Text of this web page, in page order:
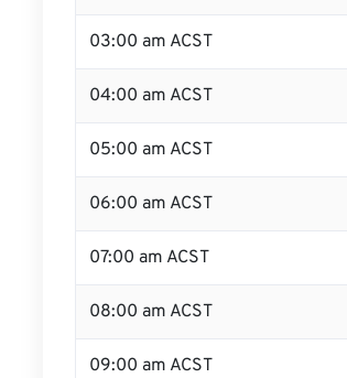
03:00 am ACST
04:00 am ACST
05:00 am ACST
06:00 am ACST
07:00 am ACST
08:00 am ACST
09:00 am ACST